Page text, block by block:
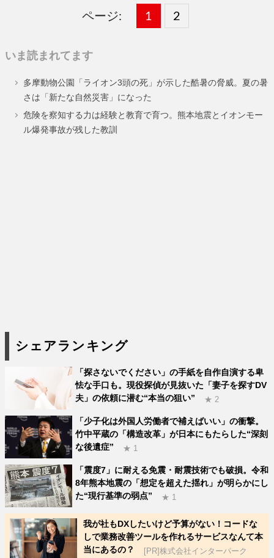
ページ:
固
ー
ジ
1 ,
固
ー
ジ
2
いま読まれてます
多摩動物公園「ライオン3頭の死」が示した酷暑の脅威。夏の暑
さは「新たな自然災害」になった
危険を察知する力は経験と教育で育つ。熊本地震とイオンモー
ル爆発事故が残した教訓
シェアランキング
「探さないでください」の手紙を自作自演する卑
怯な手口も。現役探偵が見抜いた「妻子を探すDV
夫」の依頼に潜む“本当の狙い”
★ 2
「少子化は外国人労働者で補えばいい」の衝撃。
竹中平蔵の「構造改革」が日本にもたらした“深刻
な後遺症”
★ 1
「震度7」に耐える免震・耐震技術でも破損。令和
8年熊本地震の「想定を超えた揺れ」が明らかにし
た“現行基準の弱点”
★ 1
我が社もDXしたいけど予算がない！コードな
しで業務改善ツールを作れるサービスなんて本
当にあるの？
[PR]株式会社インターパーク